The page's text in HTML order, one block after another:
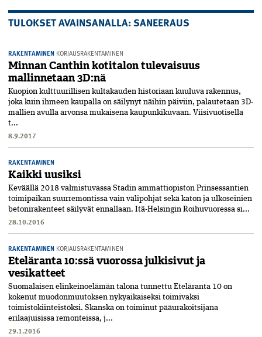
TULOKSET AVAINSANALLA: SANEERAUS
RAKENTAMINEN KORJAUSRAKENTAMINEN
Minnan Canthin kotitalon tulevaisuus
mallinnetaan 3D:nä
Kuopion kulttuurillisen kultakauden historiaan kuuluva rakennus,
joka kuin ihmeen kaupalla on säilynyt näihin päiviin, palautetaan 3D-
mallien avulla arvonsa mukaisena kaupunkikuvaan. Viisivuotisella
t...
8.9.2017
RAKENTAMINEN
Kaikki uusiksi
Keväällä 2018 valmistuvassa Stadin ammattiopiston Prinsessantien
toimipaikan suurremontissa vain välipohjat sekä katon ja ulkoseinien
betonirakenteet säilyvät ennallaan. Itä-Helsingin Roihuvuoressa si...
28.10.2016
RAKENTAMINEN KORJAUSRAKENTAMINEN
Eteläranta 10:ssä vuorossa julkisivut ja
vesikatteet
Suomalaisen elinkeinoelämän talona tunnettu Eteläranta 10 on
kokenut muodonmuutoksen nykyaikaiseksi toimivaksi
toimistokiinteistöksi. Skanska on toiminut pääurakoitsijana
erilaajuisissa remonteissa, j...
29.1.2016